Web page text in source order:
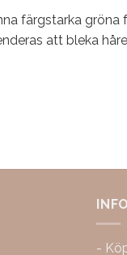
färgstarka
att bleka
-